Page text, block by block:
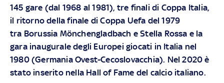
145 gare (dal 1968 al 1981), tre finali di Coppa Italia,
il ritorno della finale di Coppa Uefa del 1979
tra Borussia Mönchengladbach e Stella Rossa e la
gara inaugurale degli Europei giocati in Italia nel
1980 (Germania Ovest-Cecoslovacchia). Nel 2020 è
stato inserito nella Hall of Fame del calcio italiano.